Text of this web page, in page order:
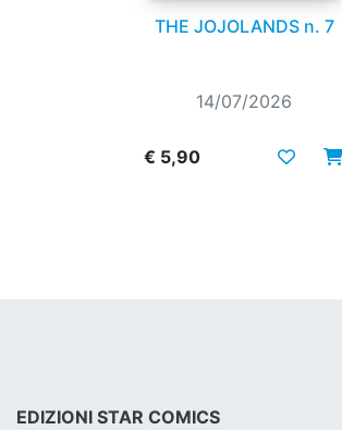
THE JOJOLANDS n. 7
14/07/2026
€ 5,90
EDIZIONI STAR COMICS